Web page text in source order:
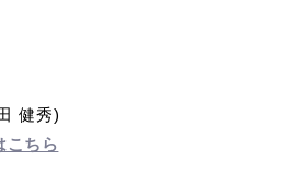
健秀)
こちら